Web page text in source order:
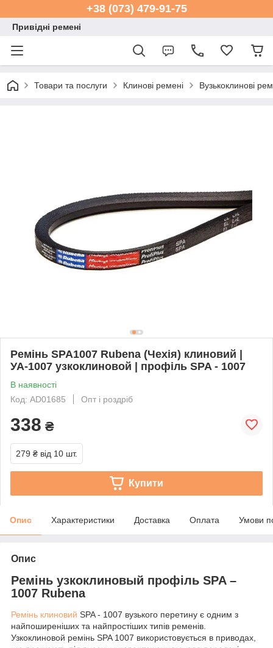
+38 (073) 479-91-75
Привідні ремені
Товари та послуги Клинові ремені Вузькоклинові
Ремінь SPA1007 Rubena (Чехія) клиновий |
УА-1007 узкоклиновой | профіль SPA - 1007
В наявності
Код: AD01685
Опт і роздріб
338 ₴
279 ₴ від 10 шт.
Купити
Опис Характеристики Доставка Оплата Умови
Опис
Ремінь узкоклиновый профіль SPA –
1007 Rubena
Ремінь клиновий SPA - 1007 вузького перетину є одним з
найпоширеніших та найпростіших типів ременів.
Узкоклиновой ремінь SPA 1007 використовується в приводах,